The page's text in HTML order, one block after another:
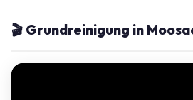
🎬 Grundreinigung in